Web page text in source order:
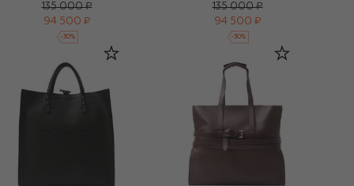
135 000 ₽
94 500 ₽
-30%
135 000 ₽
94 500 ₽
-30%